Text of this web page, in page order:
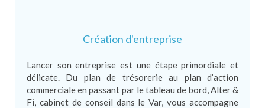
Création d'entreprise
Lancer son entreprise est une étape primordiale et
délicate. Du plan de trésorerie au plan d’action
commerciale en passant par le tableau de bord, Alter &
Fi, cabinet de conseil dans le Var, vous accompagne